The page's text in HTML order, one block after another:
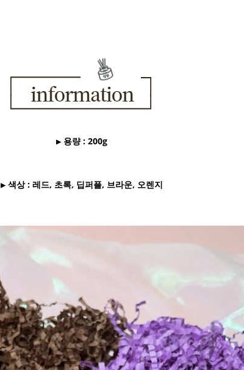
▶ 용량 : 200g
▶ 색상 : 레드, 초록, 딥퍼플, 브라운, 오렌지